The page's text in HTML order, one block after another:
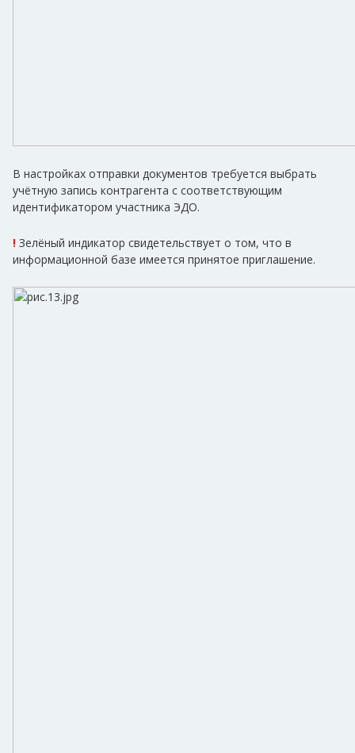
В настройках отправки документов требуется выбрать
учётную запись контрагента с соответствующим
идентификатором участника ЭДО.
! Зелёный индикатор свидетельствует о том, что в
информационной базе имеется принятое приглашение.